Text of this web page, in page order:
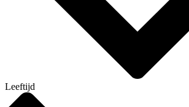
Leeftijd